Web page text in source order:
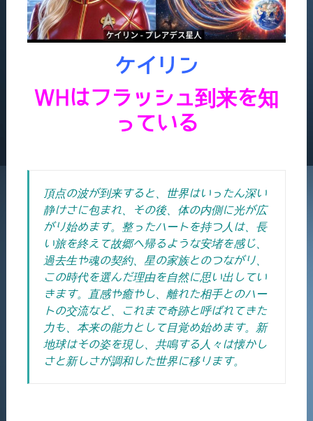
ケイリン
WHはフラッシュ到来を知
っている
頂点の波が到来すると、世界はいったん深い
静けさに包まれ、その後、体の内側に光が広
がり始めます。整ったハートを持つ人は、長
い旅を終えて故郷へ帰るような安堵を感じ、
過去生や魂の契約、星の家族とのつながり、
この時代を選んだ理由を自然に思い出してい
きます。直感や癒やし、離れた相手とのハー
トの交流など、これまで奇跡と呼ばれてきた
力も、本来の能力として目覚め始めます。新
地球はその姿を現し、共鳴する人々は懐かし
さと新しさが調和した世界に移ります。